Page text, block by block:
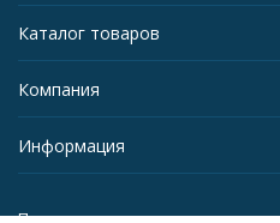
Каталог товаров
Компания
Информация
Политика персональных данных